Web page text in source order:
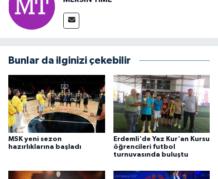
Bunlar da ilginizi çekebilir
MSK yeni sezon
hazırlıklarına başladı
Erdemli'de Yaz Kur'an Kursu
öğrencileri futbol
turnuvasında buluştu